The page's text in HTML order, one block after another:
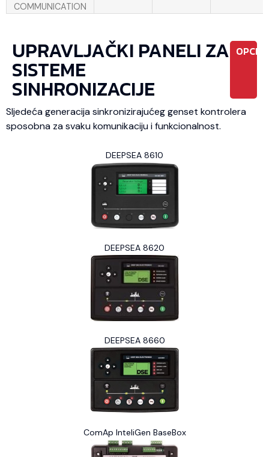
COMMUNICATION
UPRAVLJAČKI PANELI ZA
SISTEME
SINHRONIZACIJE
Sljedeća generacija sinkronizirajućeg genset kontrolera
sposobna za svaku komunikaciju i funkcionalnost.
DEEPSEA 8610
DEEPSEA 8620
DEEPSEA 8660
ComAp InteliGen BaseBox